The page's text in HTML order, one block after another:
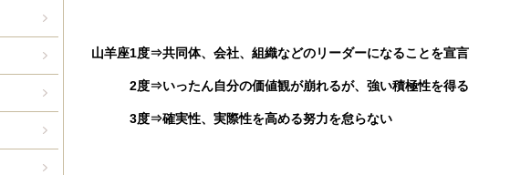
山羊座1度⇒共同体、会社、組織などのリーダーになることを宣言
2度⇒いったん自分の価値観が崩れるが、強い積極性を得る
3度⇒確実性、実際性を高める努力を怠らない